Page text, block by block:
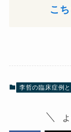
こち
李哲の臨床症例